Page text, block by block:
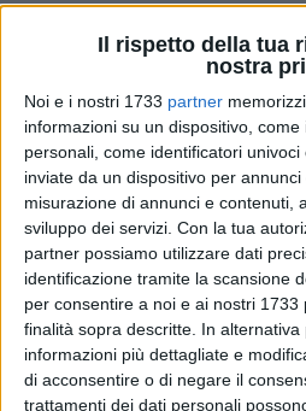
Il rispetto della tua
nostra
Noi e i nostri 1733 partner
informazioni su un dispositivo,
personali, come identificatori
inviate da un dispositivo per
misurazione di annunci e contenuti,
sviluppo dei servizi. Con la tua
partner possiamo utilizzare dati
identificazione tramite la scansione
per consentire a noi e ai nostri
finalità sopra descritte. In alternativa
informazioni più dettagliate e
di acconsentire o di negare il
trattamenti dei dati personali
Rifiuti e le criticità del porta a
si sono confrontati ieri in Piazza
Comitato Bene Comune e la
mattinata sono stati distribuiti dei
correttivi per il migliorare il
convinti - dicono i membri del
rifiuti porta a porta sia un servizio
quanto più possibile lo
discariche o negli inceneritori,
per la salute. Ed è quanto mai
recupero di materia e per
Tuttavia crediamo che la
fase di sperimentazione, richieda